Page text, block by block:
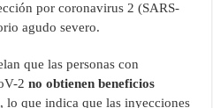
por coronavirus 2 (SARS-
agudo severo.
que las personas con
2no obtienen beneficios
, lo que indica que las inyecciones